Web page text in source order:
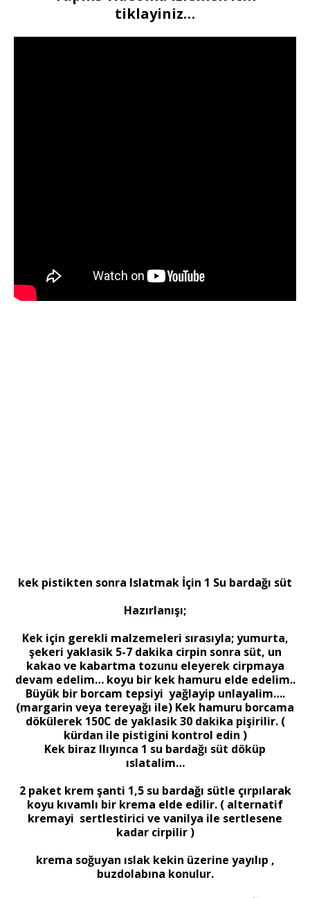
tiklayiniz…
kek pistikten sonra Islatmak İçin 1 Su bardağı süt
Hazırlanışı;
Kek için gerekli malzemeleri sırasıyla; yumurta,
şekeri yaklasik 5-7 dakika cirpin sonra süt, un
kakao ve kabartma tozunu eleyerek cirpmaya
devam edelim… koyu bir kek hamuru elde edelim..
Büyük bir borcam tepsiyi yağlayip unlayalim….
(margarin veya tereyağı ile) Kek hamuru borcama
dökülerek 150C de yaklasik 30 dakika pişirilir. (
kürdan ile pistigini kontrol edin )
Kek biraz Ilıyınca 1 su bardağı süt döküp
ıslatalim…
2 paket krem şanti 1,5 su bardağı sütle çırpılarak
koyu kıvamlı bir krema elde edilir. ( alternatif
kremayi sertlestirici ve vanilya ile sertlesene
kadar cirpilir )
krema soğuyan ıslak kekin üzerine yayılıp ,
buzdolabına konulur.